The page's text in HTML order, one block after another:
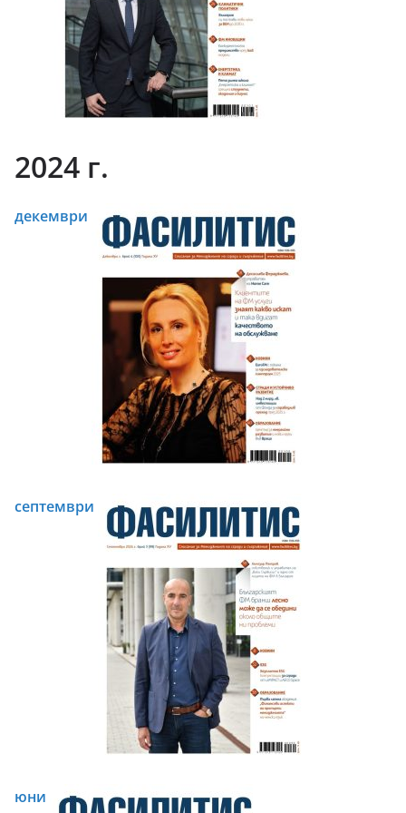
2024 г.
декември
септември
юни